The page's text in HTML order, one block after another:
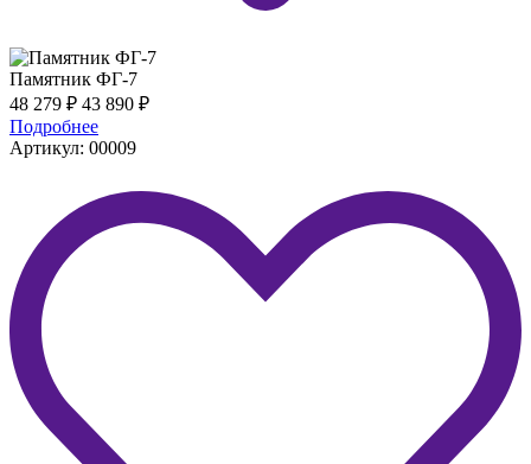
Памятник ФГ-7
48 279 ₽ 43 890 ₽
Подробнее
Артикул: 00009